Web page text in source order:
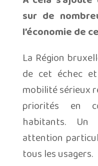
sur de
l’économie de
La Région
de cet échec
mobilité sérieux
priorités en
habitants.
attention
tous les usagers.